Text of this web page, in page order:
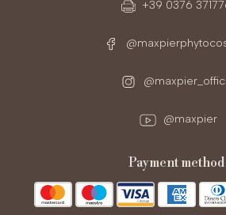
+39 0376
@maxpier
payment method